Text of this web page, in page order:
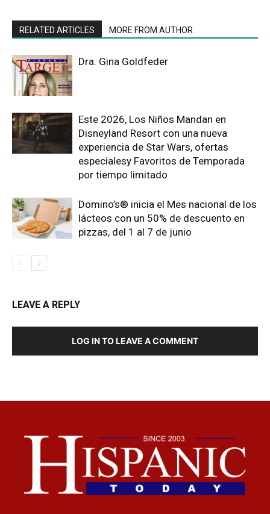
RELATED ARTICLES MORE FROM AUTHOR
Dra. Gina Goldfeder
Este 2026, Los Niños Mandan en
Disneyland Resort con una nueva
experiencia de Star Wars, ofertas
especialesy Favoritos de Temporada
por tiempo limitado
Domino’s® inicia el Mes nacional de los
lácteos con un 50% de descuento en
pizzas, del 1 al 7 de junio
LEAVE A REPLY
LOG IN TO LEAVE A COMMENT